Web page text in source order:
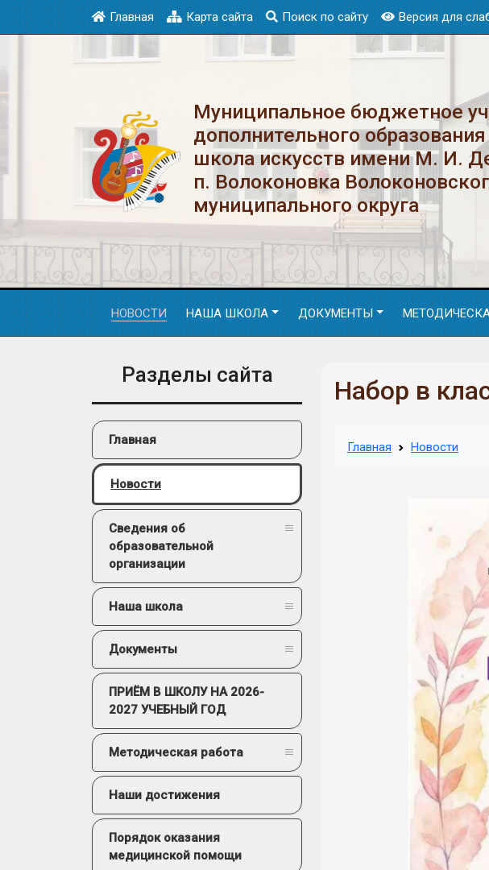
Главная Карта сайта Поиск по сайту Версия для
Муниципальное бюджетное
дополнительного
школа искусств имени М. И.
п. Волоконовка
муниципального округа
НОВОСТИ НАША ШКОЛА ДОКУМЕНТЫ
Разделы сайта
Главная
Новости
Сведения об
образовательной
организации
Наша школа
Документы
ПРИЁМ В ШКОЛУ НА 2026-
2027 УЧЕБНЫЙ ГОД
Методическая работа
Наши достижения
Порядок оказания
медицинской помощи
Набор в
Главная Новости